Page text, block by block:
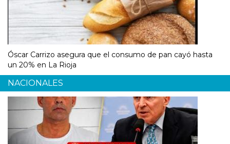
Óscar Carrizo asegura que el consumo de pan cayó hasta
un 20% en La Rioja
NACIONALES